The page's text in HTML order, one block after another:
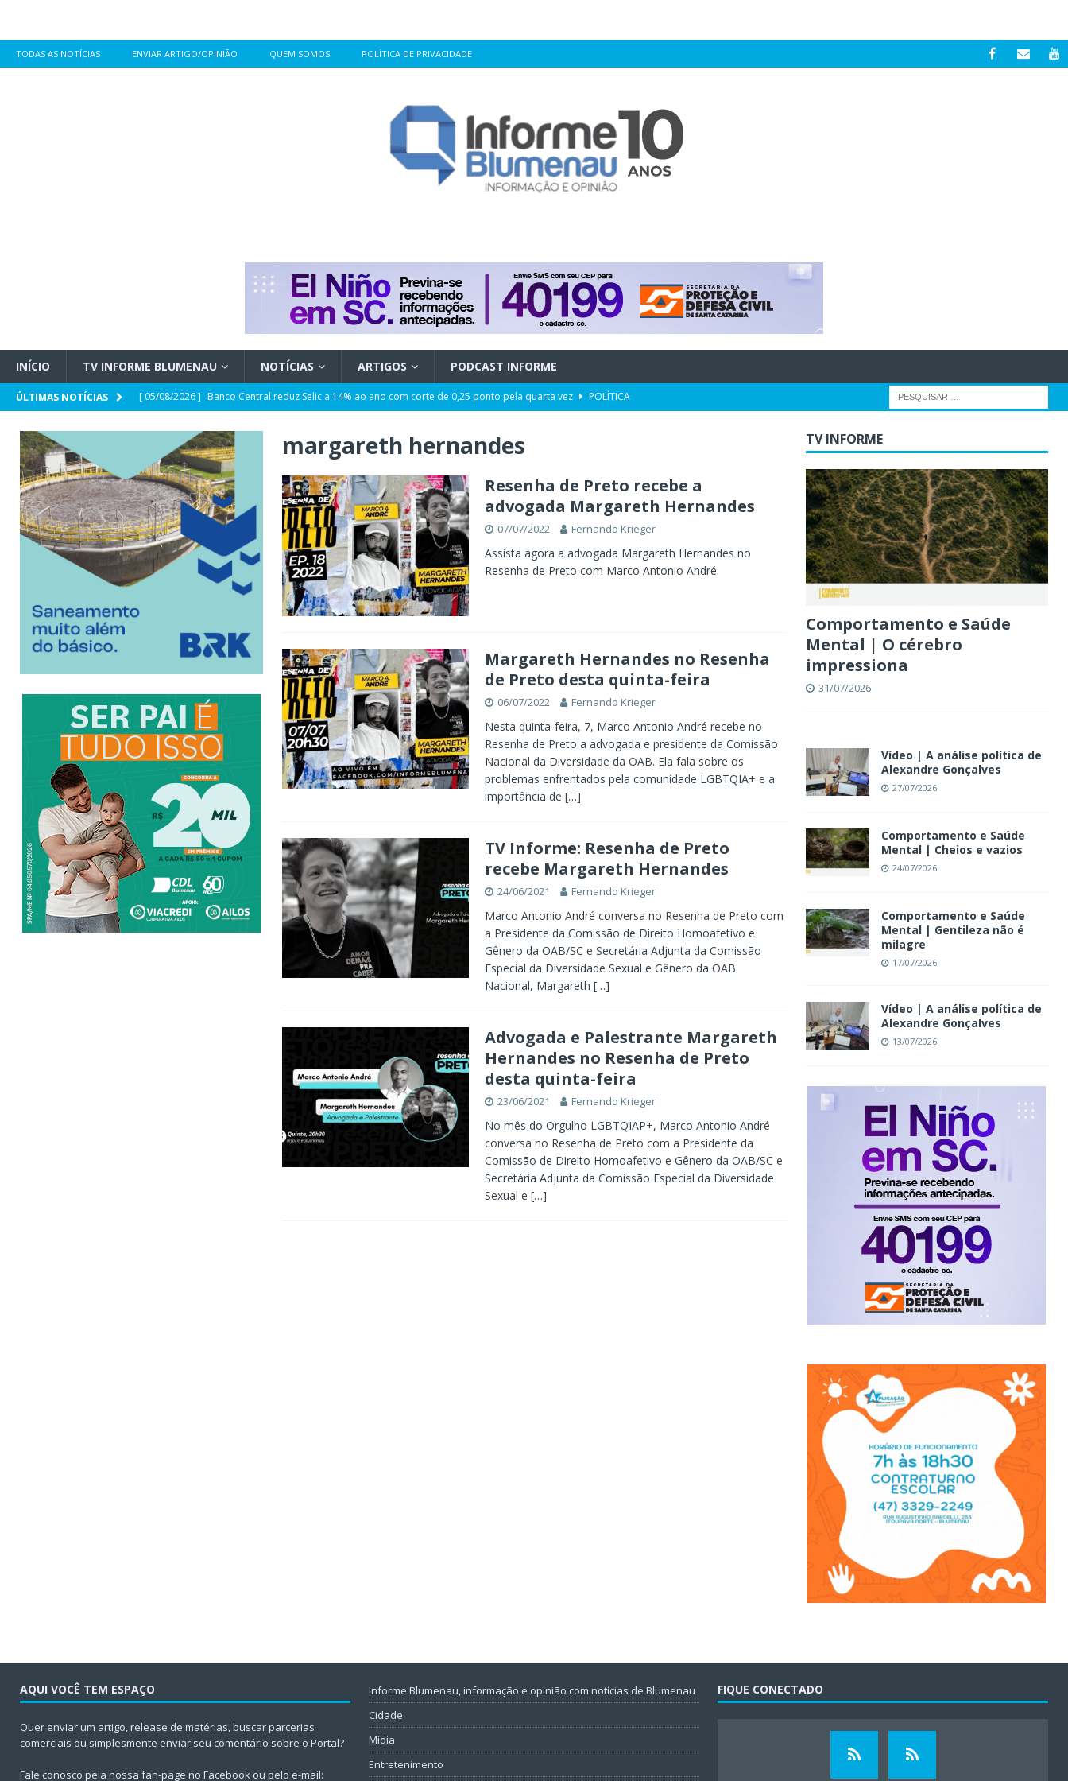
TODAS AS NOTÍCIAS ENVIAR ARTIGO/OPINIÃO QUEM SOMOS POLÍTICA DE PRIVACIDADE
INÍCIO TV INFORME BLUMENAU NOTÍCIAS ARTIGOS PODCAST INFORME
ÚLTIMAS NOTÍCIAS [ 05/08/2026 ] Banco Central reduz Selic a 14% ao ano com corte de 0,25 ponto pela quarta vez
POLÍTICA
[ 05/08/2026 ] Parceria CRECI-SC e Sebrae/SC: maior programa de capacitação do mercado imobiliário realiza palestras
sobre Reforma Tributária em Blumenau
GERAL
[ 05/08/2026 ] Spaten Tisch chega à Oktoberfest de Blumenau para celebrar o ritual da cerveja e dos encontros
GERAL
[ 05/08/2026 ]
Prefeitura abre espaço para a população construir o Plano Municipal dos Direitos da Pessoa com
Deficiência
GERAL
[ 05/08/2026 ]
Jorginho e João Rodrigues devem ter tempos similares na propaganda eleitoral no Rádio e na TV
margareth hernandes
Resenha de Preto recebe a
advogada Margareth Hernandes
07/07/2022 Fernando Krieger
Assista agora a advogada Margareth Hernandes no
Resenha de Preto com Marco Antonio André:
Margareth Hernandes no Resenha
de Preto desta quinta-feira
06/07/2022 Fernando Krieger
Nesta quinta-feira, 7, Marco Antonio André recebe no
Resenha de Preto a advogada e presidente da Comissão
Nacional da Diversidade da OAB. Ela fala sobre os
problemas enfrentados pela comunidade LGBTQIA+ e a
importância de […]
TV Informe: Resenha de Preto
recebe Margareth Hernandes
24/06/2021 Fernando Krieger
Marco Antonio André conversa no Resenha de Preto com
a Presidente da Comissão de Direito Homoafetivo e
Gênero da OAB/SC e Secretária Adjunta da Comissão
Especial da Diversidade Sexual e Gênero da OAB
Nacional, Margareth […]
Advogada e Palestrante Margareth
Hernandes no Resenha de Preto
desta quinta-feira
23/06/2021 Fernando Krieger
No mês do Orgulho LGBTQIAP+, Marco Antonio André
conversa no Resenha de Preto com a Presidente da
Comissão de Direito Homoafetivo e Gênero da OAB/SC e
Secretária Adjunta da Comissão Especial da Diversidade
Sexual e […]
TV INFORME
Comportamento e Saúde
Mental | O cérebro
impressiona
31/07/2026
Vídeo | A análise política de
Alexandre Gonçalves
27/07/2026
Comportamento e Saúde
Mental | Cheios e vazios
24/07/2026
Comportamento e Saúde
Mental | Gentileza não é
milagre
17/07/2026
Vídeo | A análise política de
Alexandre Gonçalves
13/07/2026
AQUI VOCÊ TEM ESPAÇO
Quer enviar um artigo, release de matérias, buscar parcerias
comerciais ou simplesmente enviar seu comentário sobre o Portal?
Fale conosco pela nossa fan-page no Facebook ou pelo e-mail:
Informe Blumenau, informação e opinião com notícias de Blumenau
Cidade
Mídia
Entretenimento
FIQUE CONECTADO